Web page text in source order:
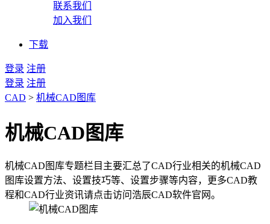
联系我们
加入我们
下载
登录 注册
登录 注册
CAD > 机械CAD图库
机械CAD图库
机械CAD图库专题栏目主要汇总了CAD行业相关的机械CAD
图库设置方法、设置技巧等、设置步骤等内容，更多CAD教
程和CAD行业资讯请点击访问浩辰CAD软件官网。